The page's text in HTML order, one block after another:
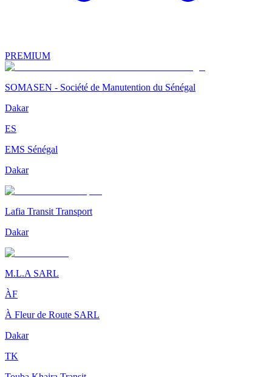
PREMIUM
SOMASEN - Société de Manutention du Sénégal
Dakar
ES
EMS Sénégal
Dakar
Lafia Transit Transport
Dakar
M.L.A SARL
ÀF
À Fleur de Route SARL
Dakar
TK